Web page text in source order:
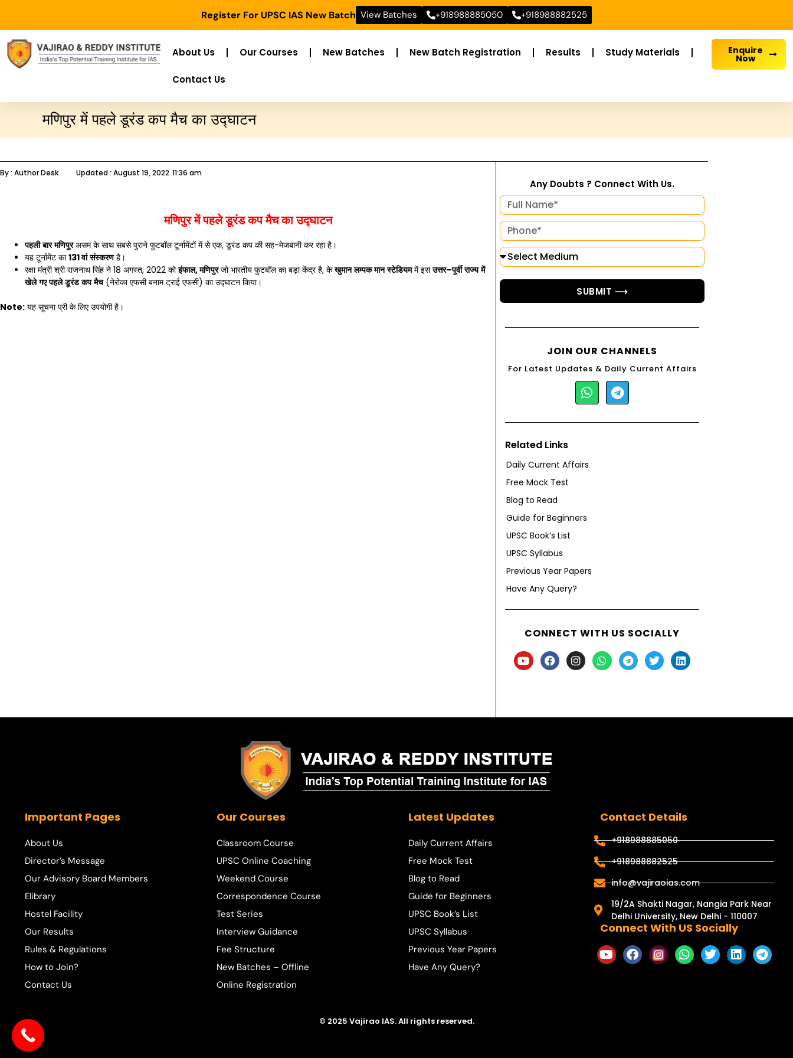
Register For UPSC IAS New Batch View Batches +918988885050 +918988882525
About Us Our Courses New Batches New Batch Registration Results Study Materials
Contact Us
Enquire
Now
मणिपुर में पहले डूरंड कप मैच का उद्घाटन
By : Author Desk Updated : August 19, 2022 11:36 am
मणिपुर में पहले डूरंड कप मैच का उद्घाटन
पहली बार मणिपुरअसम के साथ सबसे पुराने फुटबॉल टूर्नामेंटों में से एक, डूरंड कप की सह-मेजबानी कर रहा है।
यह टूर्नामेंट का131वां संस्करणहै।
रक्षा मंत्री श्री राजनाथ सिंह ने 18 अगस्त, 2022 कोइंफाल,मणिपुरजो भारतीय फुटबॉल का बड़ा केंद्र है, केखुमान लम्पक मान स्टेडियममें इसउत्तर–पूर्वी राज्य में
खेले गए पहले डूरंड कप मैच(नेरोका एफसी बनाम ट्राई एफसी) का उद्घाटन किया।
Note: यह सूचना प्री के लिए उपयोगी है।
Any Doubts ? Connect With Us.
SUBMIT ⟶
JOIN OUR CHANNELS
For Latest Updates & Daily Current Affairs
Related Links
Daily Current Affairs
Free Mock Test
Blog to Read
Guide for Beginners
UPSC Book’s List
UPSC Syllabus
Previous Year Papers
Have Any Query?
CONNECT WITH US SOCIALLY
Important Pages
About Us
Director’s Message
Our Advisory Board Members
Elibrary
Hostel Facility
Our Results
Rules & Regulations
How to Join?
Contact Us
Our Courses
Classroom Course
UPSC Online Coaching
Weekend Course
Correspondence Course
Test Series
Interview Guidance
Fee Structure
New Batches – Offline
Online Registration
Latest Updates
Daily Current Affairs
Free Mock Test
Blog to Read
Guide for Beginners
UPSC Book’s List
UPSC Syllabus
Previous Year Papers
Have Any Query?
Contact Details
+918988885050
+918988882525
info@vajiraoias.com
19/2A Shakti Nagar, Nangia Park Near
Delhi University, New Delhi - 110007
Connect With US Socially
© 2025 Vajirao IAS. All rights reserved.